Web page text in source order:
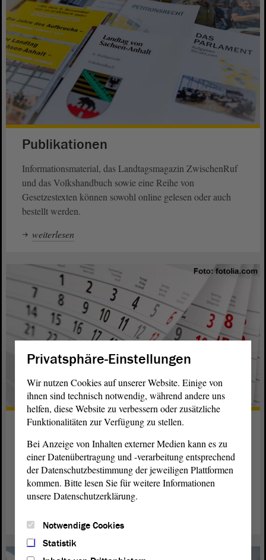
Publikationen
Informationsmaterial, das Landtagsmagazin ZwischenRuf
und das Volkshandbuch sowie eine Reihe von
Gesetzestexten können sowohl online gelesen oder auch
bestellt werden.
weiterlesen
Terminübersichten
Hier finden Sie die Jahres- und jeweilige Wochenübersicht
der Landtags- und Ausschusssitzungen sowie die
Jahresplanung der Plenarsitzungen auf einen Blick.
weiterlesen
Privatsphäre-Einstellungen
Wir nutzen Cookies auf unserer Website. Einige von
ihnen sind technisch notwendig, während andere uns
helfen, diese Website zu verbessern oder zusätzliche
Funktionalitäten zur Verfügung zu stellen.
Bei Anzeige von Inhalten externer Medien kann es zu
einer Datenübertragung und -verarbeitung entsprechend
der Datenschutzbestimmung der jeweiligen Plattformen
kommen. Bitte lesen Sie für weitere Informationen
unsere Datenschutzerklärung.
Notwendige Cookies
Statistik